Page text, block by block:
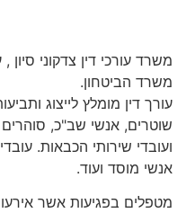
דין צדקוני סיון , עורכי דין
מומלץ לייצוג ותביעות עבור
אנשי שב"כ, סוהרים
הכבאות. עובדים בכל
ועוד.
בפגיעות אשר אירעו בשירות